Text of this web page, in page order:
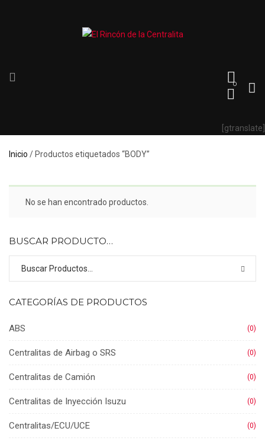
0
[gtranslate]
Inicio / Productos etiquetados “BODY”
No se han encontrado productos.
BUSCAR PRODUCTO…
CATEGORÍAS DE PRODUCTOS
ABS (0)
Centralitas de Airbag o SRS (0)
Centralitas de Camión (0)
Centralitas de Inyección Isuzu (0)
Centralitas/ECU/UCE (0)